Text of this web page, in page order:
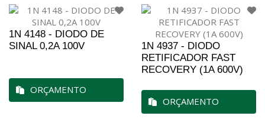
1N 4148 - DIODO DE
SINAL 0,2A 100V
ORÇAMENTO
1N 4937 - DIODO
RETIFICADOR FAST
RECOVERY (1A 600V)
ORÇAMENTO